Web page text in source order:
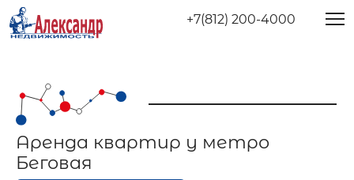
+7(812) 200-4000
Аренда квартир у метро
Беговая